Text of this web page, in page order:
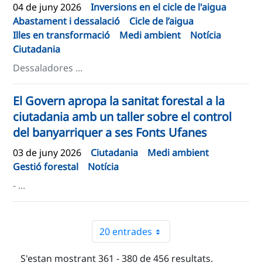
04 de juny 2026
Inversions en el cicle de l'aigua
Abastament i dessalació
Cicle de l’aigua
Illes en transformació
Medi ambient
Notícia
Ciutadania
Dessaladores ...
El Govern apropa la sanitat forestal a la
ciutadania amb un taller sobre el control
del banyarriquer a ses Fonts Ufanes
03 de juny 2026 Ciutadania
Medi ambient
Gestió forestal
Notícia
- ...
20 entrades
S'estan mostrant 361 - 380 de 456 resultats.